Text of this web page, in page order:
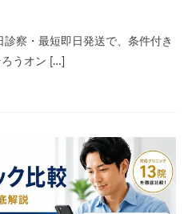
察・最短即日発送で、条件付き
うオン […]